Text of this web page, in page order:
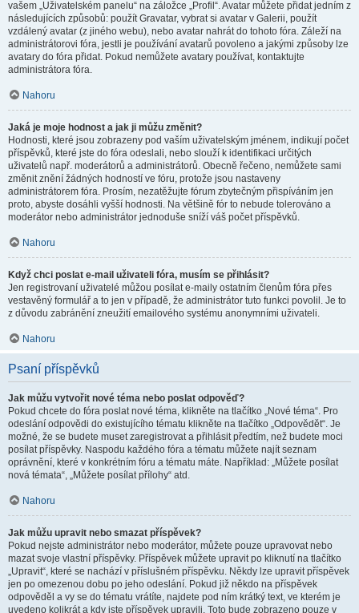
vašem „Uživatelském panelu“ na záložce „Profil“. Avatar můžete přidat jedním z
následujících způsobů: použít Gravatar, vybrat si avatar v Galerii, použít
vzdálený avatar (z jiného webu), nebo avatar nahrát do tohoto fóra. Záleží na
administrátorovi fóra, jestli je používání avatarů povoleno a jakými způsoby lze
avatary do fóra přidat. Pokud nemůžete avatary používat, kontaktujte
administrátora fóra.
Nahoru
Jaká je moje hodnost a jak ji můžu změnit?
Hodnosti, které jsou zobrazeny pod vaším uživatelským jménem, indikují počet
příspěvků, které jste do fóra odeslali, nebo slouží k identifikaci určitých
uživatelů např. moderátorů a administrátorů. Obecně řečeno, nemůžete sami
změnit znění žádných hodností ve fóru, protože jsou nastaveny
administrátorem fóra. Prosím, nezatěžujte fórum zbytečným přispíváním jen
proto, abyste dosáhli vyšší hodnosti. Na většině fór to nebude tolerováno a
moderátor nebo administrátor jednoduše sníží váš počet příspěvků.
Nahoru
Když chci poslat e-mail uživateli fóra, musím se přihlásit?
Jen registrovaní uživatelé můžou posílat e-maily ostatním členům fóra přes
vestavěný formulář a to jen v případě, že administrátor tuto funkci povolil. Je to
z důvodu zabránění zneužití emailového systému anonymními uživateli.
Nahoru
Psaní příspěvků
Jak můžu vytvořit nové téma nebo poslat odpověď?
Pokud chcete do fóra poslat nové téma, klikněte na tlačítko „Nové téma“. Pro
odeslání odpovědi do existujícího tématu klikněte na tlačítko „Odpovědět“. Je
možné, že se budete muset zaregistrovat a přihlásit předtím, než budete moci
posílat příspěvky. Naspodu každého fóra a tématu můžete najít seznam
oprávnění, které v konkrétním fóru a tématu máte. Například: „Můžete posílat
nová témata“, „Můžete posílat přílohy“ atd.
Nahoru
Jak můžu upravit nebo smazat příspěvek?
Pokud nejste administrátor nebo moderátor, můžete pouze upravovat nebo
mazat svoje vlastní příspěvky. Příspěvek můžete upravit po kliknutí na tlačítko
„Upravit“, které se nachází v příslušném příspěvku. Někdy lze upravit příspěvek
jen po omezenou dobu po jeho odeslání. Pokud již někdo na příspěvek
odpověděl a vy se do tématu vrátíte, najdete pod ním krátký text, ve kterém je
uvedeno kolikrát a kdy jste příspěvek upravili. Toto bude zobrazeno pouze v